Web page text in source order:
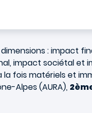
dimensions : impact
impact sociétal et
fois matériels et
Alpes (AURA),